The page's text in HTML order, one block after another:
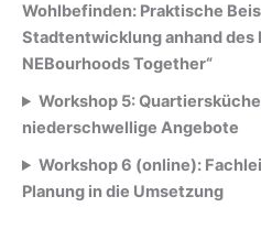
Wohlbefinden: Praktische
Stadtentwicklung anhand des
NEBourhoods Together“
Workshop 5:
niederschwellige Angebote
Workshop 6 (online):
Planung in die Umsetzung